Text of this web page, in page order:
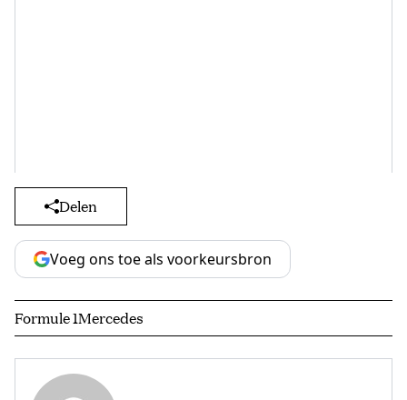
Delen
Voeg ons toe als voorkeursbron
Formule 1Mercedes